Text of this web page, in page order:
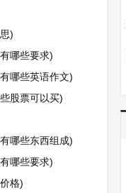
)
哪些要求)
哪些英语作文)
股票可以买)
哪些东西组成)
哪些要求)
格)